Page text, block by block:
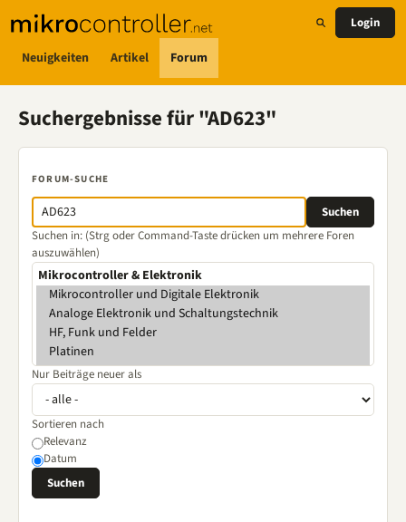
Neuigkeiten Artikel Forum
Login
Suchergebnisse für "AD623"
FORUM-SUCHE
Suchen in: (Strg oder Command-Taste drücken um mehrere Foren
auszuwählen)
Nur Beiträge neuer als
Sortieren nach
Relevanz
Datum